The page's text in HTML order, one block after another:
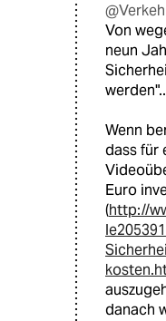
Von
neun
Wenn
dass für
Euro
(http://
danach